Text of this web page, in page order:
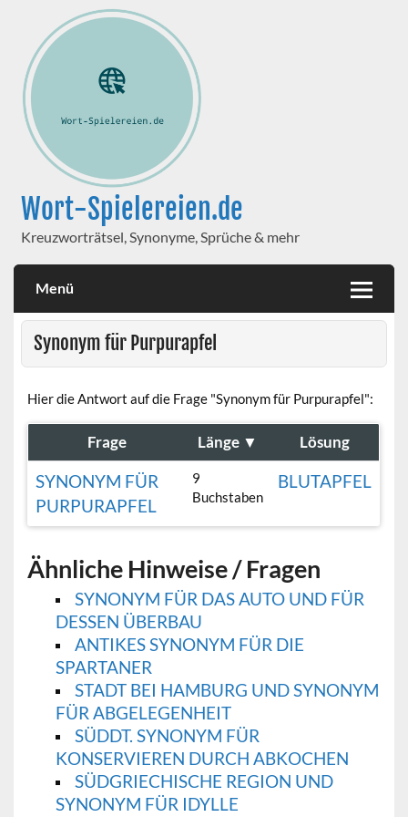
Wort-Spielereien.de
Kreuzworträtsel, Synonyme, Sprüche & mehr
Menü
Synonym für Purpurapfel
Hier die Antwort auf die Frage "Synonym für Purpurapfel":
Frage Länge ▼ Lösung
SYNONYM FÜR
PURPURAPFEL
9
Buchstaben
BLUTAPFEL
Ähnliche Hinweise / Fragen
SYNONYM FÜR DAS AUTO UND FÜR
DESSEN ÜBERBAU
ANTIKES SYNONYM FÜR DIE
SPARTANER
STADT BEI HAMBURG UND SYNONYM
FÜR ABGELEGENHEIT
SÜDDT. SYNONYM FÜR
KONSERVIEREN DURCH ABKOCHEN
SÜDGRIECHISCHE REGION UND
SYNONYM FÜR IDYLLE